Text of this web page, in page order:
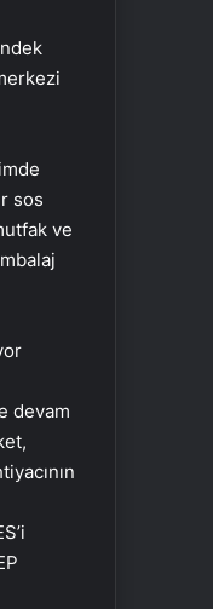
sos
ve
devam
: